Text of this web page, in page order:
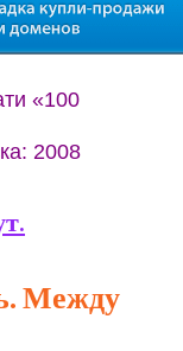
«100
2008
Между